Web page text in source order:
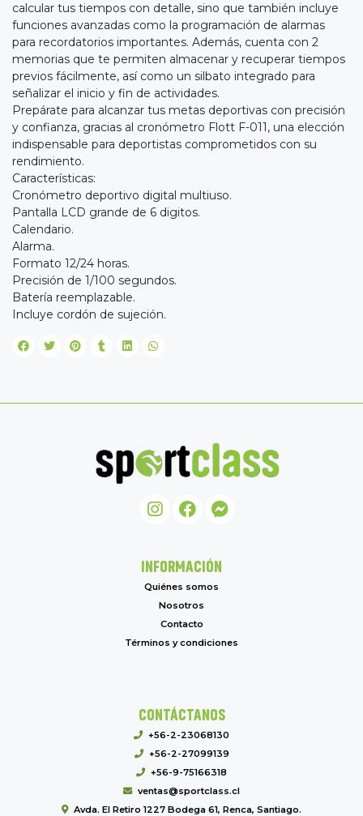
calcular tus tiempos con detalle, sino que también incluye
funciones avanzadas como la programación de alarmas
para recordatorios importantes. Además, cuenta con 2
memorias que te permiten almacenar y recuperar tiempos
previos fácilmente, así como un silbato integrado para
señalizar el inicio y fin de actividades.
Prepárate para alcanzar tus metas deportivas con precisión
y confianza, gracias al cronómetro Flott F-011, una elección
indispensable para deportistas comprometidos con su
rendimiento.
Características:
Cronómetro deportivo digital multiuso.
Pantalla LCD grande de 6 digitos.
Calendario.
Alarma.
Formato 12/24 horas.
Precisión de 1/100 segundos.
Batería reemplazable.
Incluye cordón de sujeción.
INFORMACIÓN
Quiénes somos
Nosotros
Contacto
Términos y condiciones
CONTÁCTANOS
+56-2-23068130
+56-2-27099139
+56-9-75166318
ventas@sportclass.cl
Avda. El Retiro 1227 Bodega 61, Renca, Santiago.